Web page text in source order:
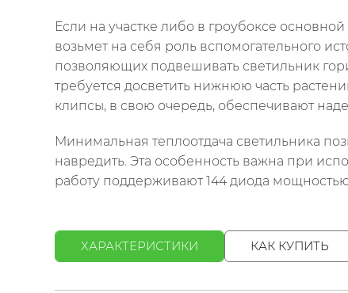
Если на участке либо в гроубоксе
возьмет на себя роль вспомогательного
позволяющих подвешивать светильник
требуется досветить нижнюю часть
клипсы, в свою очередь, обеспечивают
Минимальная теплоотдача светильника
навредить. Эта особенность важна при
работу поддерживают 144 диода
ХАРАКТЕРИСТИКИ КАК КУПИТЬ